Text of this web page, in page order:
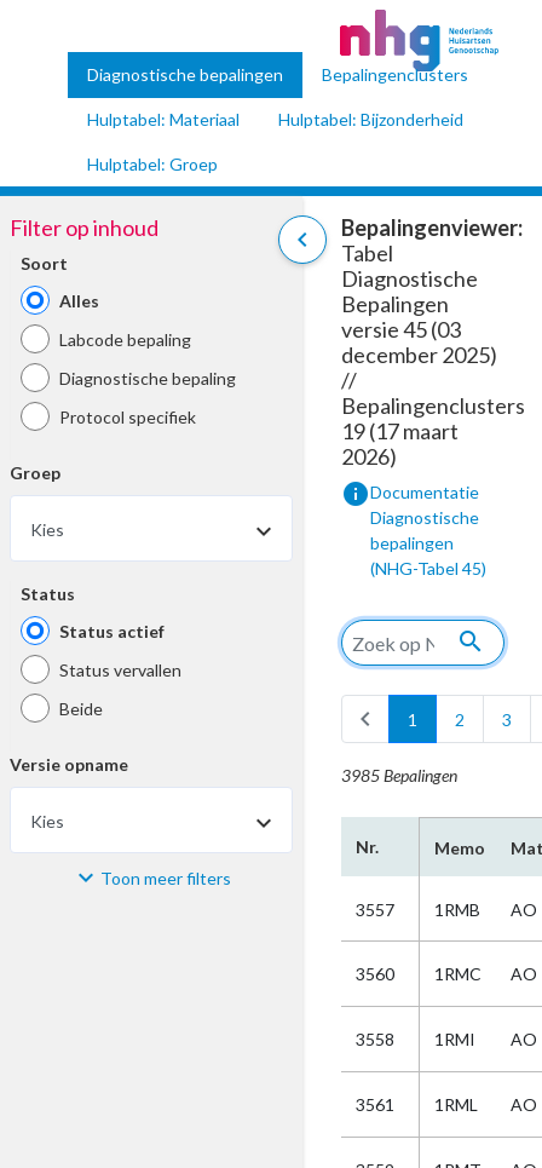
Diagnostische bepalingen Bepalingenclusters
Hulptabel: Materiaal Hulptabel: Bijzonderheid
Hulptabel: Groep
chevron_left
Filter op inhoud
Soort
Alles
Labcode bepaling
Diagnostische bepaling
Protocol specifiek
Groep
Kies
Status
Status actief
Status vervallen
Beide
Versie opname
Kies
Materiaal Toon meer filters
Bepalingenviewer:
Tabel
Diagnostische
Bepalingen
versie 45 (03
december 2025)
//
Bepalingenclusters
19 (17 maart
2026)
infoDocumentatie
Diagnostische
bepalingen
(NHG-Tabel 45)
search
chevron_left 1 2 3
3985 Bepalingen
Nr. Memo arrow_drop_down
3557 1RMB AO
3560 1RMC AO
3558 1RMI AO
3561 1RML AO